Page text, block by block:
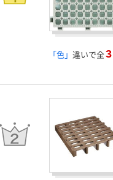
「色」 違いで全3